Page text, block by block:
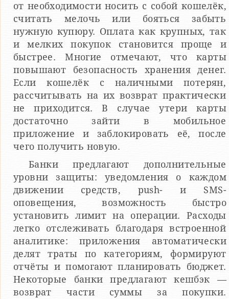
от необходимости носить с собой кошелёк,
считать мелочь или бояться забыть
нужную купюру. Оплата как крупных, так
и мелких покупок становится проще и
быстрее. Многие отмечают, что карты
повышают безопасность хранения денег.
Если кошелёк с наличными потерян,
рассчитывать на их возврат практически
не приходится. В случае утери карты
достаточно зайти в мобильное
приложение и заблокировать её, после
чего получить новую.
Банки предлагают дополнительные
уровни защиты: уведомления о каждом
движении средств, push- и SMS-
оповещения, возможность быстро
установить лимит на операции. Расходы
легко отслеживать благодаря встроенной
аналитике: приложения автоматически
делят траты по категориям, формируют
отчёты и помогают планировать бюджет.
Некоторые банки предлагают кешбэк —
возврат части суммы за покупки.